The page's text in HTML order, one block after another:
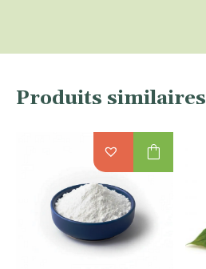
Produits similaires
shopping_bag